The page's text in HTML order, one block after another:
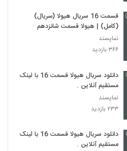
قسمت 16 سریال هیولا (سریال)
(کامل) | هیولا قسمت شانزدهم
نماپسند
۳۶۶ بازدید
دانلود سریال هیولا قسمت 16 با لینک
مستقیم آنلاین .
نماپسند
۲۳۳ بازدید
دانلود سریال هیولا قسمت 16 با لینک
مستقیم آنلاین .